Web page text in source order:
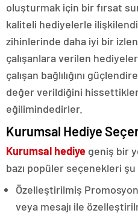
oluşturmak için bir fırsat
kaliteli hediyelerle
zihinlerinde daha iyi bir
çalışanlara verilen
çalışan bağlılığını
değer verildiğini
eğilimindedirler.
Kurumsal Hediye
Kurumsal hediye geniş bir
bazı popüler seçenekleri şu
Özelleştirilmiş
veya mesajı ile